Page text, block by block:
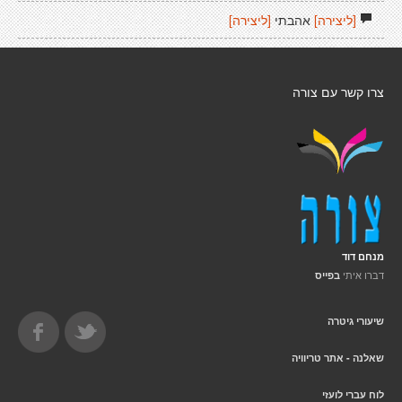
[ליצירה]אהבתי[ליצירה]
צרו קשר עם צורה
מנחם דוד
דברו איתי בפייס
שיעורי גיטרה
שאלנה - אתר טריוויה
לוח עברי לועזי